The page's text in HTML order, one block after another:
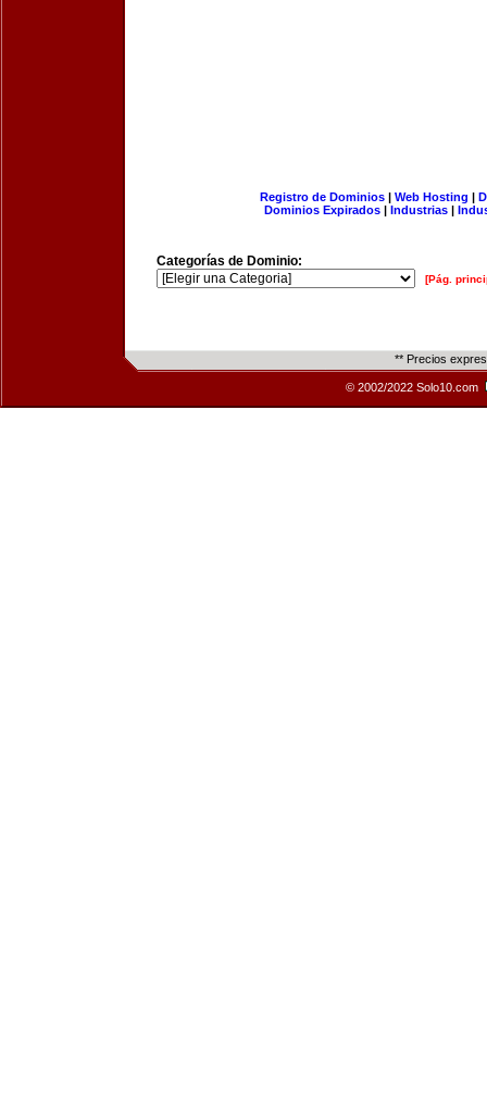
Registro de Dominios| Web Hosting |
Dominios Expirados | Industrias |
Categorías de Dominio:
[Pág.
** Precios
© 2002/2022 Solo10.com